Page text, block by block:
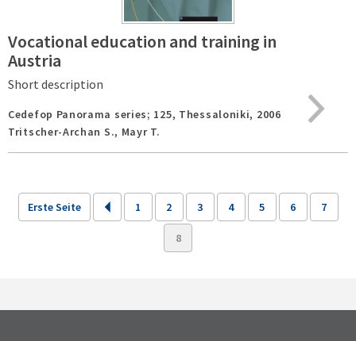
Vocational education and training in
Austria
Short description
Cedefop Panorama series; 125, Thessaloniki, 2006
Tritscher-Archan S., Mayr T.
Erste Seite 1 2 3 4 5 6 7
8